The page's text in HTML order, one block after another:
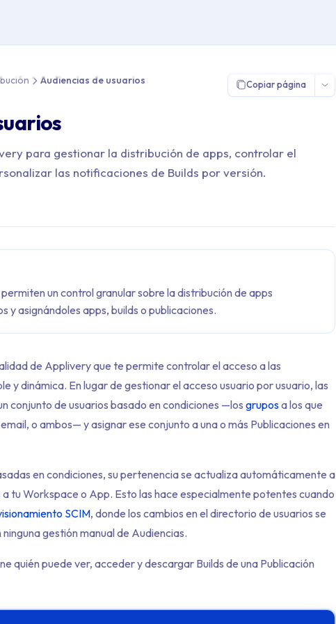
Audiencias de usuarios Copiar página
para gestionar la distribución de apps, controlar el
las notificaciones de Builds por versión.
un control granular sobre la distribución de apps
y asignándoles apps, builds o publicaciones.
de Applivery que te permite controlar el acceso a las
y dinámica. En lugar de gestionar el acceso usuario por usuario, las
conjunto de usuarios basado en condiciones —los gruposa los que
o ambos— y asignar ese conjunto a una o más Publicaciones en
en condiciones, su pertenencia se actualiza automáticamente a
tu Workspace o App. Esto las hace especialmente potentes cuando
SCIM, donde los cambios en el directorio de usuarios se
gestión manual de Audiencias.
quién puede ver, acceder y descargar Builds de una Publicación